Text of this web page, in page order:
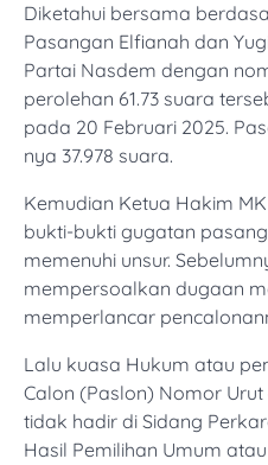
Diketahui bersama
Pasangan Elfianah dan
Partai Nasdem dengan
perolehan 61.73 suara
pada 20 Februari 2025.
nya 37.978 suara.
Kemudian Ketua Hakim
bukti-bukti gugatan
memenuhi unsur.
mempersoalkan dugaan
memperlancar
Lalu kuasa Hukum atau
Calon (Paslon) Nomor
tidak hadir di Sidang
Hasil Pemilihan Umum